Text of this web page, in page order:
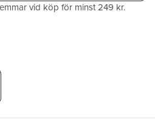
vid köp för minst 249 kr.